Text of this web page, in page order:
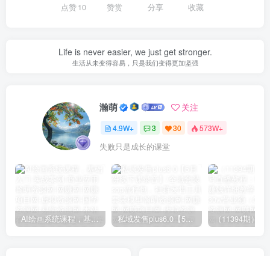
点赞10 赞赏 分享 收藏
Life is never easier, we just get stronger.
生活从未变得容易，只是我们变得更加坚强
瀚萌 关注
4.9W+ 3 30 573W+
失败只是成长的课堂
AI绘画系统课程，基础入门-实战案例-商业应用 私域发售plus6.0【5月份线下课录音】/全域套装sop流程包，社群发售工具套装模型